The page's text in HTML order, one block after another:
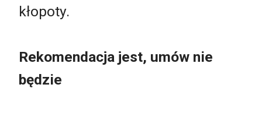
kłopoty.
Rekomendacja jest, umów nie
będzie